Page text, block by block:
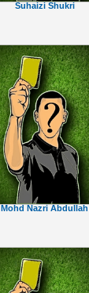
Suhaizi Shukri
Mohd Nazri Abdullah